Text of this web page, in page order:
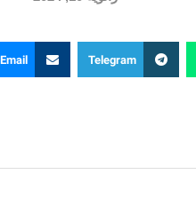
Telegram
Email